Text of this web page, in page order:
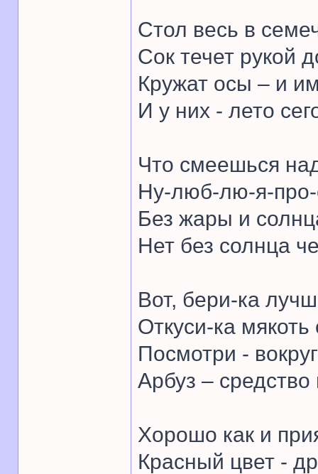
Стол весь в
Сок течет рукой
Кружат осы – и
И у них - лето
Что смеешься
Ну-люб-лю-я-про-
Без жары и
Нет без солнца
Вот, бери-ка
Откуси-ка мякоть
Посмотри -
Арбуз – средство
Хорошо как и
Красный цвет -